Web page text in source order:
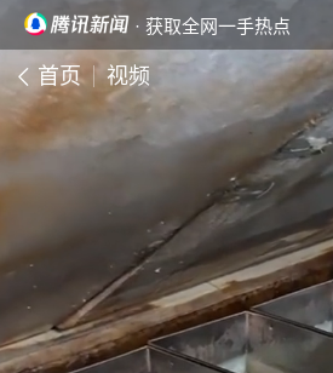
· 获取全网一手热点
首页 视频